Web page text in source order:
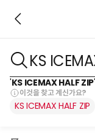
'KS ICEMAX HALF ZIP
이것을 찾고 계신가요?
KS ICEMAX HALF ZIP